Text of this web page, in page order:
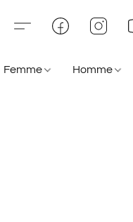
Femme Homme